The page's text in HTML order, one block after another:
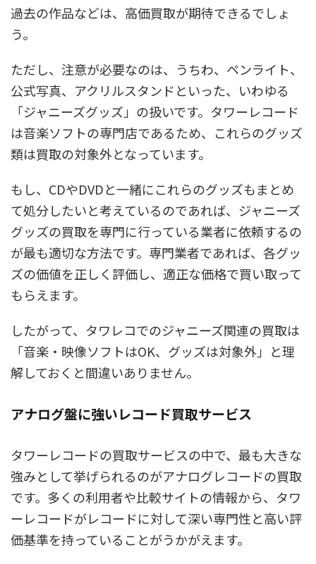
過去の作品などは、高価買取が期待できるでしょ
う。
ただし、注意が必要なのは、うちわ、ペンライト、
公式写真、アクリルスタンドといった、いわゆる
「ジャニーズグッズ」の扱いです。タワーレコード
は音楽ソフトの専門店であるため、これらのグッズ
類は買取の対象外となっています。
もし、CDやDVDと一緒にこれらのグッズもまとめ
て処分したいと考えているのであれば、ジャニーズ
グッズの買取を専門に行っている業者に依頼するの
が最も適切な方法です。専門業者であれば、各グッ
ズの価値を正しく評価し、適正な価格で買い取って
もらえます。
したがって、タワレコでのジャニーズ関連の買取は
「音楽・映像ソフトはOK、グッズは対象外」と理
解しておくと間違いありません。
アナログ盤に強いレコード買取サービス
タワーレコードの買取サービスの中で、最も大きな
強みとして挙げられるのがアナログレコードの買取
です。多くの利用者や比較サイトの情報から、タワ
ーレコードがレコードに対して深い専門性と高い評
価基準を持っていることがうかがえます。